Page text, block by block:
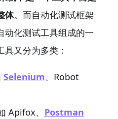
体。而自动化测试框架
动化测试工具组成的一
又分为多类：
Selenium、Robot
Apifox、 Postman